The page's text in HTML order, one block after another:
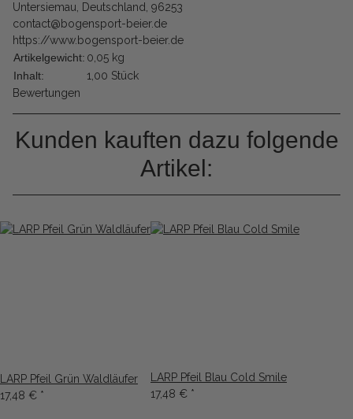
Untersiemau, Deutschland, 96253
contact@bogensport-beier.de
https://www.bogensport-beier.de
Artikelgewicht: 0,05 kg
Inhalt:
1,00 Stück
Bewertungen
Kunden kauften dazu folgende
Artikel:
LARP Pfeil Grün Waldläufer
17,48 € *
LARP Pfeil Blau Cold Smile
17,48 € *